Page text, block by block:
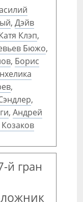
, Дэйв
Клэп,
Бюжо,
, Борис
,
,
, Андрей
й гран